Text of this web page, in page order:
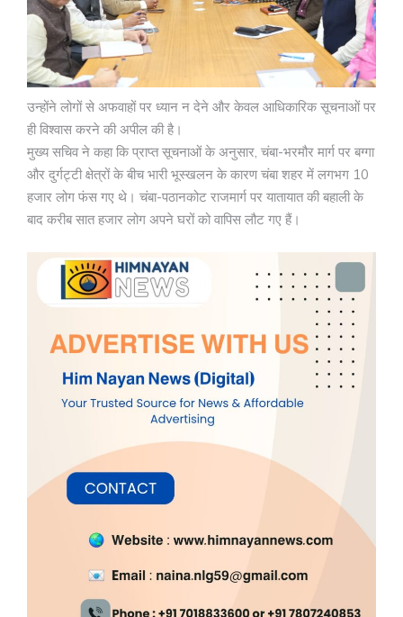
उन्होंने लोगों से अफवाहों पर ध्यान न देने और केवल आधिकारिक सूचनाओं पर
ही विश्वास करने की अपील की है।
मुख्य सचिव ने कहा कि प्राप्त सूचनाओं के अनुसार, चंबा-भरमौर मार्ग पर बग्गा
और दुर्गट्टी क्षेत्रों के बीच भारी भूस्खलन के कारण चंबा शहर में लगभग 10
हजार लोग फंस गए थे। चंबा-पठानकोट राजमार्ग पर यातायात की बहाली के
बाद करीब सात हजार लोग अपने घरों को वापिस लौट गए हैं।